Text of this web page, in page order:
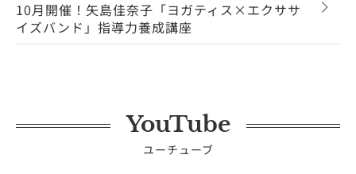
10月開催！矢島佳奈子「ヨガティス×エクササ
イズバンド」指導力養成講座
YouTube
ユーチューブ